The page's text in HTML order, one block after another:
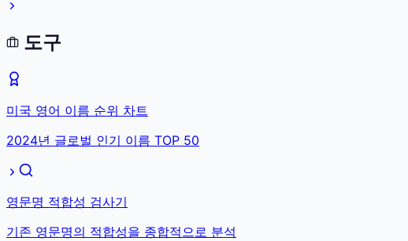
도구
미국 영어 이름 순위 차트
2024년 글로벌 인기 이름 TOP 50
영문명 적합성 검사기
기존 영문명의 적합성을 종합적으로 분석